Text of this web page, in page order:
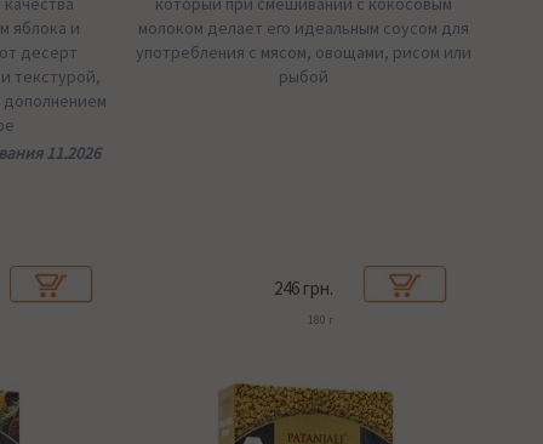
яблока и
десерт
текстурой,
11.2026
молоком делает его идеальным соусом для
употребления с мясом, овощами, рисом или
рыбой
246 грн.
180 г